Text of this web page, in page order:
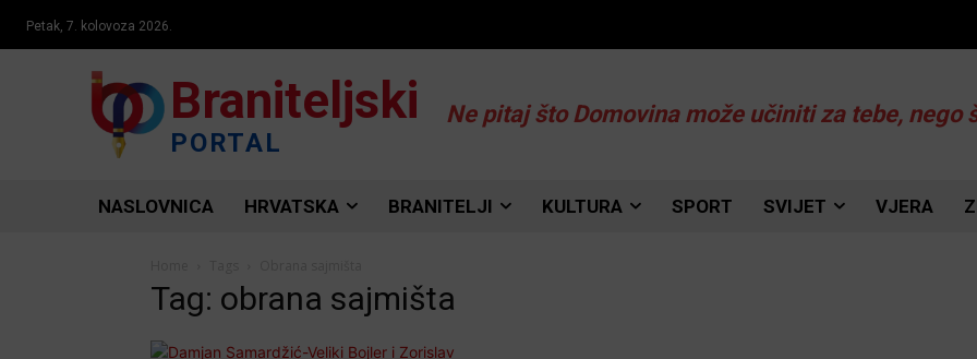
Petak, 7. kolovoza 2026.
Braniteljski
PORTAL
Ne pitaj što Domovina može učiniti za tebe, nego
NASLOVNICA HRVATSKA BRANITELJI KULTURA SPORT SVIJET VJERA
Tag: obrana sajmišta